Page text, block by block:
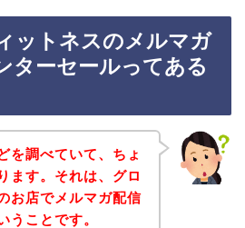
ットネスのメルマガ
ターセールってある
を調べていて、ちょ
ます。それは、グロ
お店でメルマガ配信
うことです。